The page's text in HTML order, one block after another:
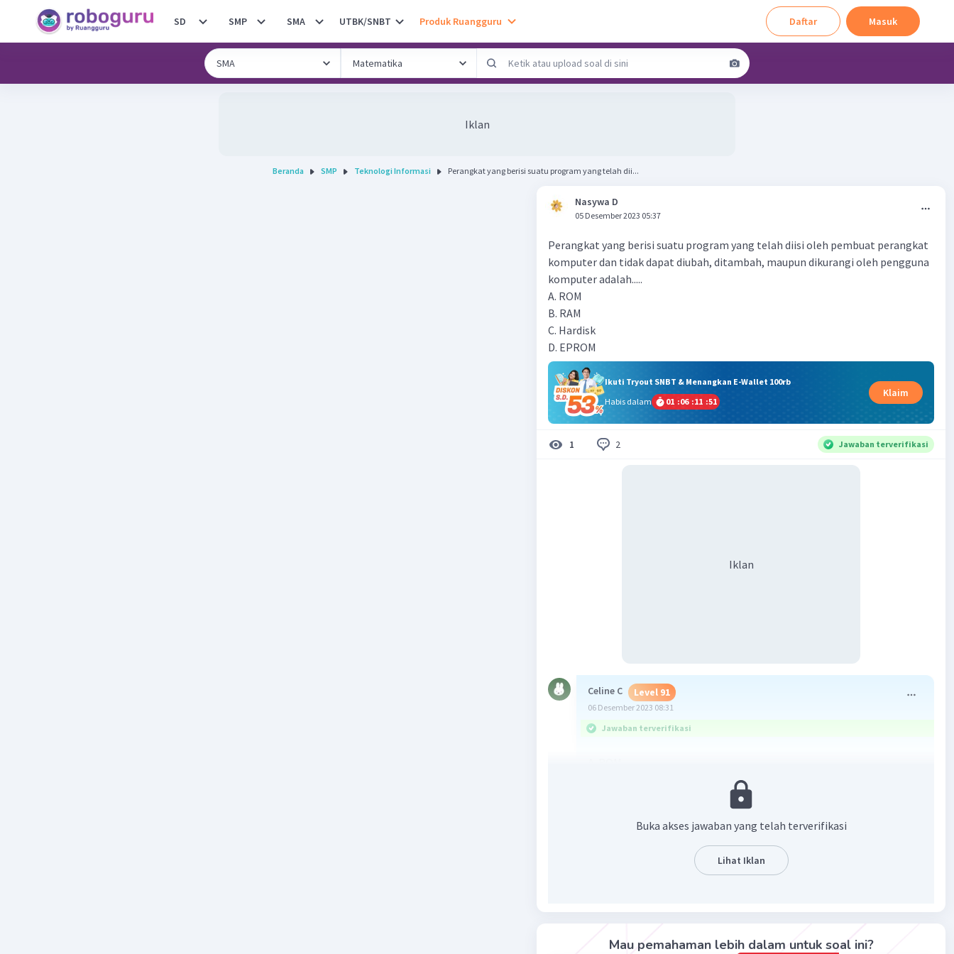
SD SMP SMA UTBK/SNBT Produk Ruangguru Daftar Masuk
Iklan
Beranda SMP Teknologi Informasi Perangkat yang berisi suatu program yang telah dii...
Nasywa D
05 Desember 2023 05:37
Perangkat yang berisi suatu program yang telah diisi oleh pembuat perangkat
komputer dan tidak dapat diubah, ditambah, maupun dikurangi oleh pengguna
komputer adalah.....
A. ROM
B. RAM
C. Hardisk
D. EPROM
Ikuti Tryout SNBT & Menangkan E-Wallet 100rb
Habis dalam
01 :06 :11 :51
Klaim
1 2 Jawaban terverifikasi
Iklan
Celine C Level 91
06 Desember 2023 08:31
Jawaban terverifikasi
ROM(Read-Only Memory) merupakan media penyimpanan data pada
komputer yang bersifat permanen.
Balas
Buka akses jawaban yang telah terverifikasi
Lihat Iklan
Mau pemahaman lebih dalam untuk soal ini?